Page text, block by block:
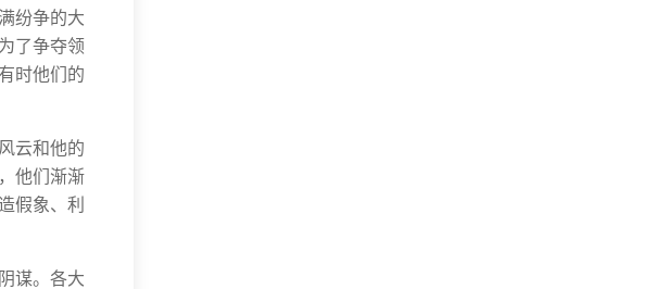
纷争的大
了争夺领
时他们的
云和他的
他们渐渐
假象、利
谋。各大